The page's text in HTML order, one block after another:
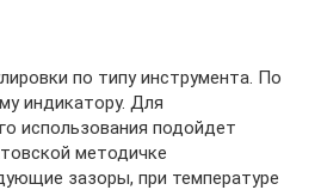
по типу инструмента. По
индикатору. Для
использования подойдет
методичке
зазоры, при температуре